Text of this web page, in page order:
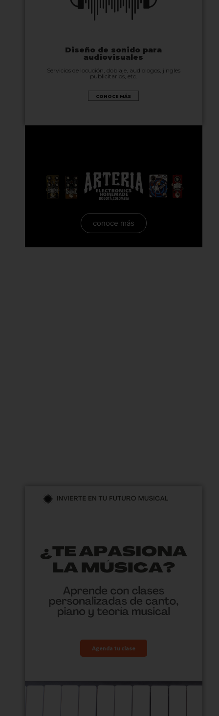
Diseño de sonido para
audiovisuales
Servicios de locución, doblaje, audiologos, jingles
publicitarios, etc.
CONOCE MÁS
conoce más
Agenda tu clase